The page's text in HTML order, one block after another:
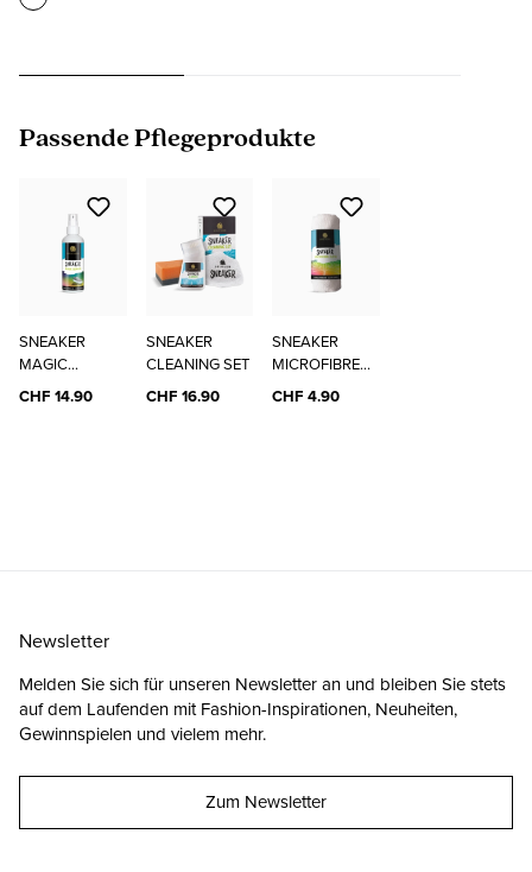
Produktgalerie überspringen
Passende Pflegeprodukte
SNEAKER
MAGIC
CLEANER
CHF 14.90
SNEAKER
CLEANING SET
CHF 16.90
SNEAKER
MICROFIBRE
CLOTH
CHF 4.90
Newsletter
Melden Sie sich für unseren Newsletter an und bleiben Sie stets
auf dem Laufenden mit Fashion-Inspirationen, Neuheiten,
Gewinnspielen und vielem mehr.
Zum Newsletter